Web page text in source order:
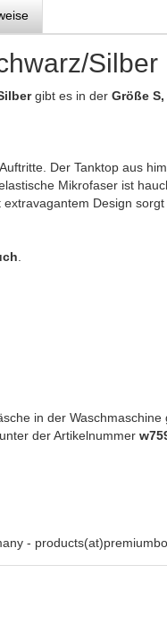
Silber
gibt es in der Größe
Der Tanktop aus
Mikrofaser ist
Design
in der Waschmaschine
der Artikelnummer
-